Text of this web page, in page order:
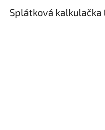
Splátková kalkulačka